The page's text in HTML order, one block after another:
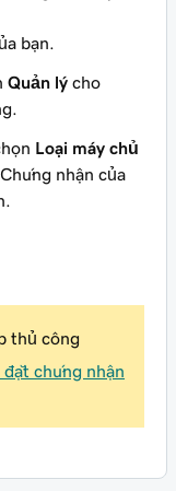
bạn.
Quản lý cho
Loại máy chủ
. Chứng nhận của
thủ công
đặt chứng nhận